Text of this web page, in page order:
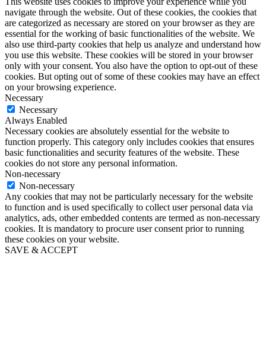
navigate through the website. Out of these cookies, the cookies that
are categorized as necessary are stored on your browser as they are
essential for the working of basic functionalities of the website. We
also use third-party cookies that help us analyze and understand how
you use this website. These cookies will be stored in your browser
only with your consent. You also have the option to opt-out of these
cookies. But opting out of some of these cookies may have an effect
on your browsing experience.
Necessary
Necessary
Always Enabled
Necessary cookies are absolutely essential for the website to
function properly. This category only includes cookies that ensures
basic functionalities and security features of the website. These
cookies do not store any personal information.
Non-necessary
Non-necessary
Any cookies that may not be particularly necessary for the website
to function and is used specifically to collect user personal data via
analytics, ads, other embedded contents are termed as non-necessary
cookies. It is mandatory to procure user consent prior to running
these cookies on your website.
SAVE & ACCEPT